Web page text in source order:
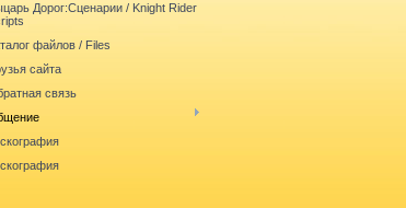
Дорог:Сценарии / Knight Rider
файлов / Files
сайта
связь